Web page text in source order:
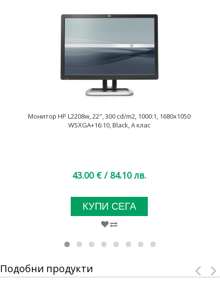
Монитор HP L2208w, 22", 300 cd/m2, 1000:1, 1680x1050
WSXGA+16:10, Black, А клас
43.00 € / 84.10 лв.
КУПИ СЕГА
Подобни продукти